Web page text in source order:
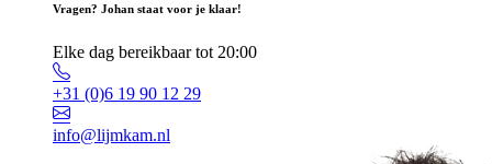
Vragen? Johan staat voor je klaar!
Elke dag bereikbaar tot 20:00
+31 (0)6 19 90 12 29
info@lijmkam.nl